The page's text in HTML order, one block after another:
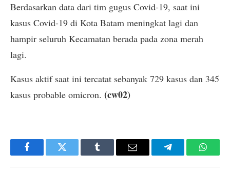
Berdasarkan data dari tim gugus Covid-19, saat ini
kasus Covid-19 di Kota Batam meningkat lagi dan
hampir seluruh Kecamatan berada pada zona merah
lagi.
Kasus aktif saat ini tercatat sebanyak 729 kasus dan 345
kasus probable omicron. (cw02)
FacebookTwitter Tumblr Email Telegram